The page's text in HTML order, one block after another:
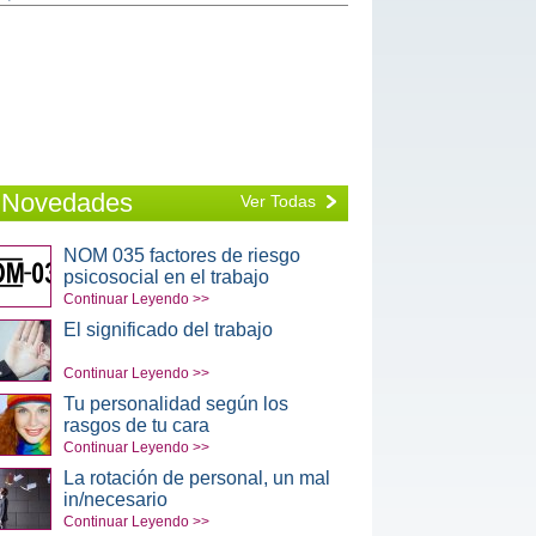
Novedades Ver Todas
NOM 035 factores de riesgo
psicosocial en el trabajo
Continuar Leyendo >>
El significado del trabajo
Continuar Leyendo >>
Tu personalidad según los
rasgos de tu cara
Continuar Leyendo >>
La rotación de personal, un mal
in/necesario
Continuar Leyendo >>